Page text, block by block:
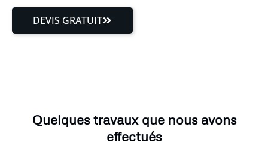
DEVIS GRATUIT
Quelques travaux que nous avons
effectués